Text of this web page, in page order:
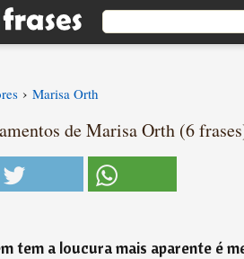
› Marisa Orth
de Marisa Orth (6
tem a loucura mais aparente é